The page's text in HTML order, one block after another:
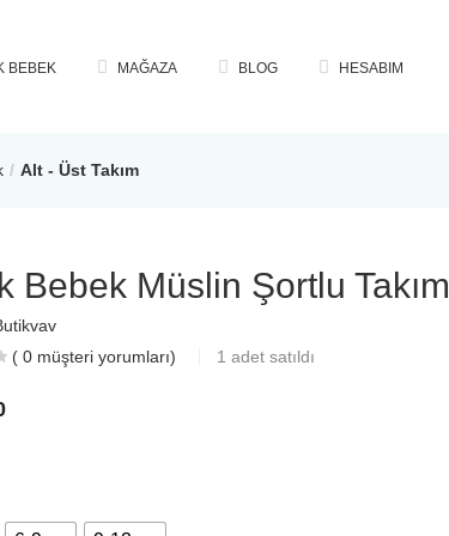
BEBEK MAĞAZA BLOG HESABIM
Alt - Üst Takım
Bebek Müslin Şortlu Takım
( 0 müşteri yorumları) 1 adet satıldı